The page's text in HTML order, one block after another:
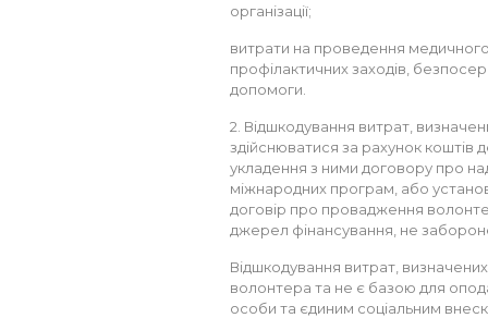
організації;
витрати на проведення медичного
профілактичних заходів,
допомоги.
2. Відшкодування витрат,
здійснюватися за рахунок коштів
укладення з ними договору про
міжнародних програм, або
договір про провадження
джерел фінансування, не
Відшкодування витрат,
волонтера та не є базою для
особи та єдиним соціальним